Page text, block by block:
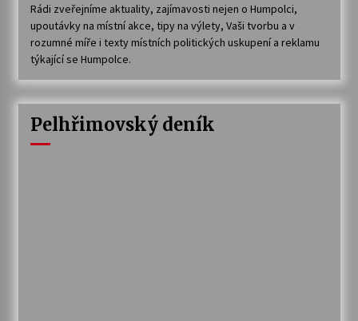
Rádi zveřejníme aktuality, zajímavosti nejen o Humpolci,
upoutávky na místní akce, tipy na výlety, Vaši tvorbu a v
rozumné míře i texty místních politických uskupení a reklamu
týkající se Humpolce.
Pelhřimovský deník